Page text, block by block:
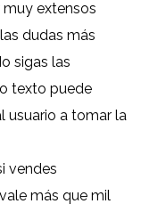
muy extensos
dudas más
sigas las
texto puede
usuario a tomar la
vendes
más que mil